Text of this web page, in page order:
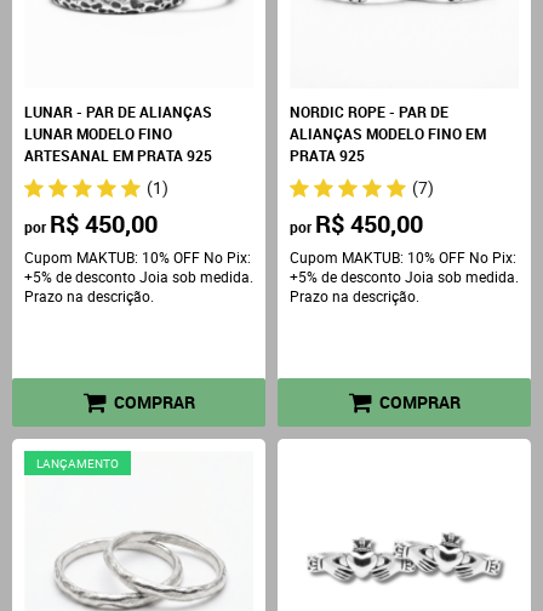
LUNAR - PAR DE ALIANÇAS
LUNAR MODELO FINO
ARTESANAL EM PRATA 925
(1)
por R$ 450,00
Cupom MAKTUB: 10% OFF No Pix:
+5% de desconto Joia sob medida.
Prazo na descrição.
COMPRAR
NORDIC ROPE - PAR DE
ALIANÇAS MODELO FINO EM
PRATA 925
(7)
por R$ 450,00
Cupom MAKTUB: 10% OFF No Pix:
+5% de desconto Joia sob medida.
Prazo na descrição.
COMPRAR
LANÇAMENTO